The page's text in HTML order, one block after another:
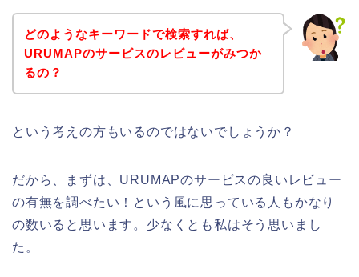
どのようなキーワードで検索すれば、
URUMAPのサービスのレビューがみつか
るの？
という考えの方もいるのではないでしょうか？
だから、まずは、URUMAPのサービスの良いレビュー
の有無を調べたい！という風に思っている人もかなり
の数いると思います。少なくとも私はそう思いまし
た。